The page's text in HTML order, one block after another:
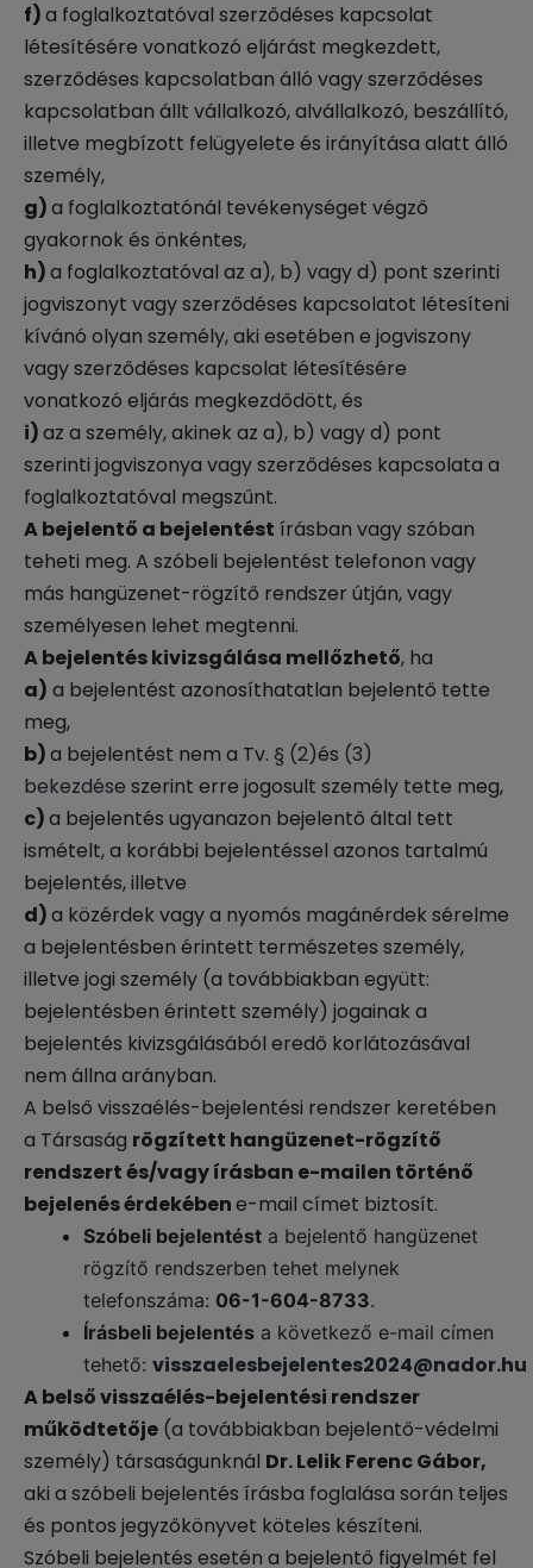
f)a foglalkoztatóval szerződéses kapcsolat
létesítésére vonatkozó eljárást megkezdett,
szerződéses kapcsolatban álló vagy szerződéses
kapcsolatban állt vállalkozó, alvállalkozó, beszállító,
illetve megbízott felügyelete és irányítása alatt álló
személy,
g)a foglalkoztatónál tevékenységet végző
gyakornok és önkéntes,
h)a foglalkoztatóval az a), b) vagy d) pont szerinti
jogviszonyt vagy szerződéses kapcsolatot létesíteni
kívánó olyan személy, aki esetében e jogviszony
vagy szerződéses kapcsolat létesítésére
vonatkozó eljárás megkezdődött, és
i)az a személy, akinek az a), b) vagy d) pont
szerinti jogviszonya vagy szerződéses kapcsolata a
foglalkoztatóval megszűnt.
A bejelentő a bejelentést írásban vagy szóban
teheti meg. A szóbeli bejelentést telefonon vagy
más hangüzenet-rögzítő rendszer útján, vagy
személyesen lehet megtenni.
A bejelentés kivizsgálása mellőzhető, ha
a) a bejelentést azonosíthatatlan bejelentő tette
meg,
b)a bejelentést nem a Tv. § (2)és (3)
bekezdése szerint erre jogosult személy tette meg,
c)a bejelentés ugyanazon bejelentő által tett
ismételt, a korábbi bejelentéssel azonos tartalmú
bejelentés, illetve
d)a közérdek vagy a nyomós magánérdek sérelme
a bejelentésben érintett természetes személy,
illetve jogi személy (a továbbiakban együtt:
bejelentésben érintett személy) jogainak a
bejelentés kivizsgálásából eredő korlátozásával
nem állna arányban.
A belső visszaélés-bejelentési rendszer keretében
a Társaság rögzített hangüzenet-rögzítő
rendszert és/vagyírásban e-mailen történő
bejelenés érdekébene-mail címet biztosít.
Szóbeli bejelentést a bejelentő hangüzenet
rögzítő rendszerben tehet melynek
telefonszáma: 06-1-604-8733.
Írásbeli bejelentés a következő e-mail címen
tehető: visszaelesbejelentes2024@nador.hu
A belső visszaélés-bejelentési rendszer
működtetője (a továbbiakban bejelentő-védelmi
személy) társaságunknál Dr. Lelik Ferenc Gábor,
aki a szóbeli bejelentés írásba foglalása során teljes
és pontos jegyzőkönyvet köteles készíteni.
Szóbeli bejelentés esetén a bejelentő figyelmét fel